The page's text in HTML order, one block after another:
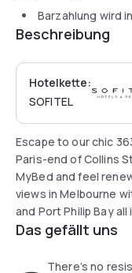
Barzahlung wird
Beschreibung
Hotelkette:
SOFITEL
Escape to our chic
Paris-end of Collins
MyBed and feel
views in Melbourne
and Port Philip Bay
No35 restaurant with
monochromatic
Das gefällt uns
There’s no